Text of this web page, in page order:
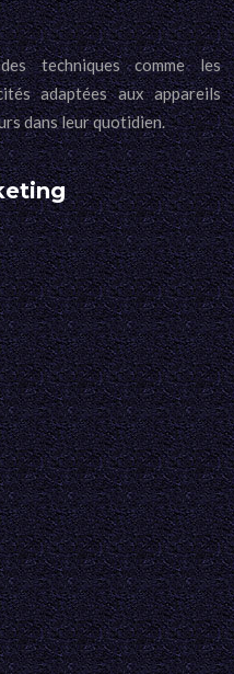
techniques comme les
adaptées aux appareils
dans leur quotidien.